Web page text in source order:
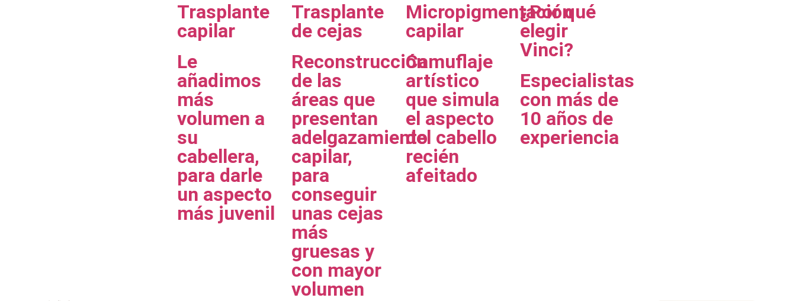
Trasplante
capilar
Le
añadimos
más
volumen a
su
cabellera,
para darle
un aspecto
más juvenil
Trasplante
de cejas
Reconstrucción
de las
áreas que
presentan
adelgazamiento
capilar,
para
conseguir
unas cejas
más
gruesas y
con mayor
volumen
Micropigmentación
capilar
Camuflaje
artístico
que simula
el aspecto
del cabello
recién
afeitado
¿Por qué
elegir
Vinci?
Especialistas
con más de
10 años de
experiencia